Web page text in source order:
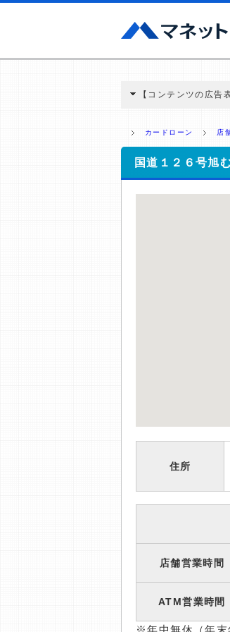
【コンテンツの広告
ミ収集などに基づき、
>提携企業一覧
カードローン 店
国道１２６号旭
住所
店舗営業時間
ATM営業時間
※年中無休（年末